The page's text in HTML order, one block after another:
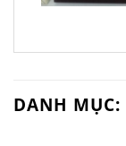
DANH MỤC: